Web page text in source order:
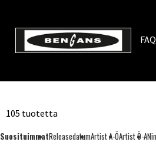
FAQ
105 tuotetta
SuosituimmatReleasedatumArtist A-ÖArtist Ö-A